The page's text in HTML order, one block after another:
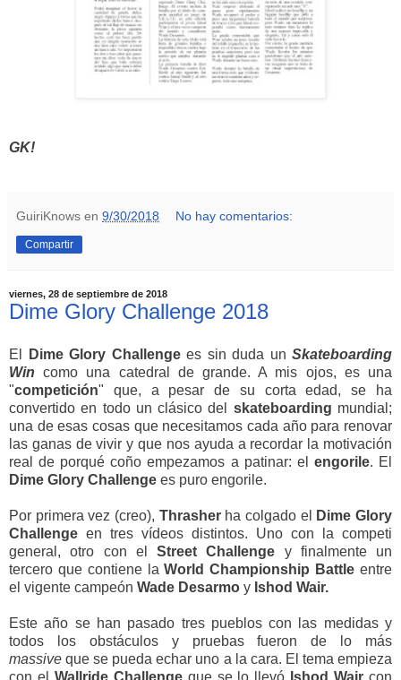
GK!
GuiriKnows en 9/30/2018 No hay comentarios:
Compartir
viernes, 28 de septiembre de 2018
Dime Glory Challenge 2018
El Dime Glory Challengees sin duda un Skateboarding
Win como una catedral de grande. A mis ojos, es una
"competición" que, a pesar de su corta edad, se ha
convertido en todo un clásico del skateboarding mundial;
una de esas cosas que necesitamos cada año para renovar
las ganas de vivir y que nos ayuda a recordar la motivación
real de porqué coño empezamos a patinar: el engorile. El
Dime Glory Challenge es puro engorile.
Por primera vez (creo), Thrasherha colgado el
Dime Glory
Challenge en tres vídeos distintos. Uno con la competi
general, otro con el Street Challenge y finalmente un
tercero que contiene laWorld Championship Battle entre
el vigente campeón Wade Desarmo y Ishod Wair.
Este año se han pasado tres pueblos con las medidas y
todos los obstáculos y pruebas fueron de lo más
massive que se pueda echar uno a la cara. El tema empieza
con el Wallride Challengeque se lo llevó Ishod Wair con